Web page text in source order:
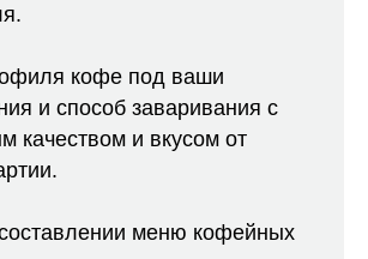
кофе под ваши
и способ заваривания с
качеством и вкусом от
меню кофейных